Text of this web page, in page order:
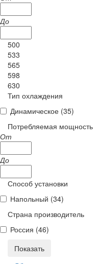
До
500
533
565
598
630
Тип охлаждения
Динамическое (35)
Потребляемая мощность
От
До
Способ установки
Напольный (34)
Страна производитель
Россия (46)